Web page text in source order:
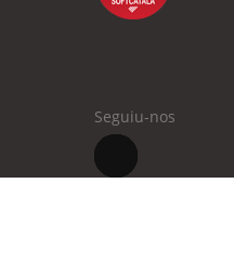
Seguiu-nos